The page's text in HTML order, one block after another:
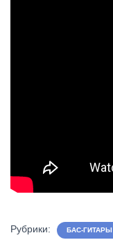
Рубрики: БАС-ГИТАРЫ